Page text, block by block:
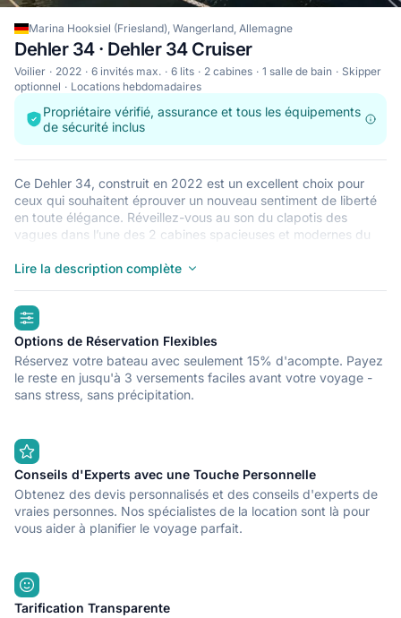
Marina Hooksiel (Friesland), Wangerland, Allemagne
Dehler 34 · Dehler 34 Cruiser
Voilier 2022 6 invités max. 6 lits 2 cabines 1 salle de bain
Skipper
optionnel
Locations hebdomadaires
Propriétaire vérifié, assurance et tous les équipements
de sécurité inclus
Ce Dehler 34, construit en 2022 est un excellent choix pour
ceux qui souhaitent éprouver un nouveau sentiment de liberté
en toute élégance. Réveillez-vous au son du clapotis des
vagues dans l’une des 2 cabines spacieuses et modernes du
parfait pour naviguer avec des amis et en famille. Le Dehler 34
de départ idéal pour explorer Allemagne en bateau. Bonne
navigation !
Lire la description complète
highlights
Options de Réservation Flexibles
Réservez votre bateau avec seulement 15% d'acompte. Payez
le reste en jusqu'à 3 versements faciles avant votre voyage -
sans stress, sans précipitation.
Conseils d'Experts avec une Touche Personnelle
Obtenez des devis personnalisés et des conseils d'experts de
vraies personnes. Nos spécialistes de la location sont là pour
vous aider à planifier le voyage parfait.
Tarification Transparente